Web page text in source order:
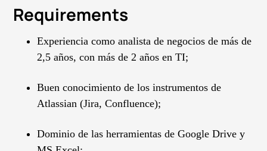
Requirements
Experiencia como analista de negocios de más de
2,5 años, con más de 2 años en TI;
Buen conocimiento de los instrumentos de
Atlassian (Jira, Confluence);
Dominio de las herramientas de Google Drive y